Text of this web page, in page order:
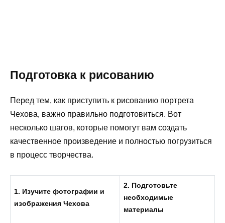
Подготовка к рисованию
Перед тем, как приступить к рисованию портрета
Чехова, важно правильно подготовиться. Вот
несколько шагов, которые помогут вам создать
качественное произведение и полностью погрузиться
в процесс творчества.
1. Изучите фотографии и
изображения Чехова
2. Подготовьте
необходимые
материалы